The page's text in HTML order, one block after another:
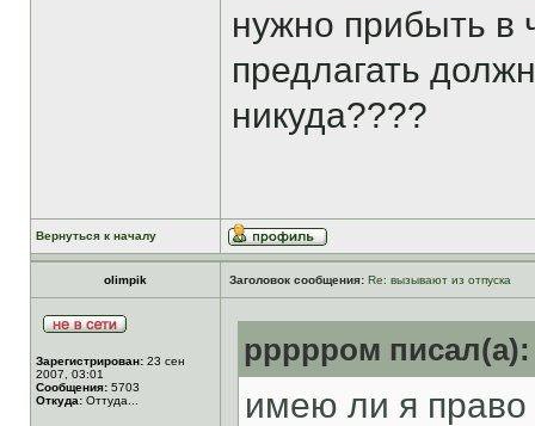
нужно прибыть в
предлагать
никуда????
Вернуться к началу
olimpik Заголовок сообщения: Re: вызывают из отпуска
Зарегистрирован: 23 сен
2007, 03:01
Сообщения: 5703
Откуда: Оттуда...
ррррром писал(а):
имею ли я право